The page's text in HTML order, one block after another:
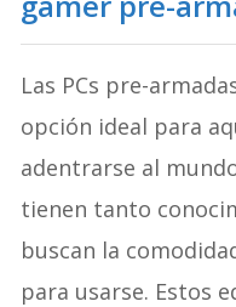
Las PCs pre-
opción ideal para
adentrarse al
tienen tanto
buscan la
para usarse. Estos